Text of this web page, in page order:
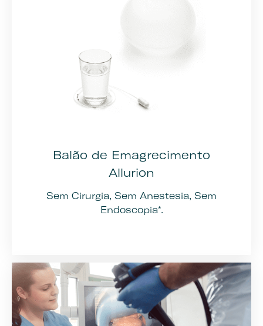
Balão de Emagrecimento
Allurion
Sem Cirurgia, Sem Anestesia, Sem
Endoscopia*.